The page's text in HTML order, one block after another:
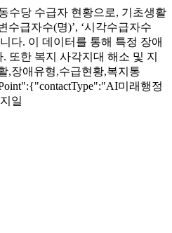
수당 수급자 현황으로, 기초생활
수급자수(명)’, ‘시각수급자수
다. 이 데이터를 통해 특정 장애
또한 복지 사각지대 해소 및 지
,장애유형,수급현황,복지통
미래행정
일